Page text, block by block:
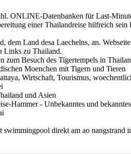
ONLINE-Datenbanken für Last-
einer Thailandreise hilfreich
Land desa Laechelns, an.
Links zu Thailand.
zum Besuch des Tigertempels in
Moenchen mit Tigern und Tieren
Wirtschaft, Tourismus,
und Asien
Hammer - Unbekanntes und
direkt am ao nangstrand